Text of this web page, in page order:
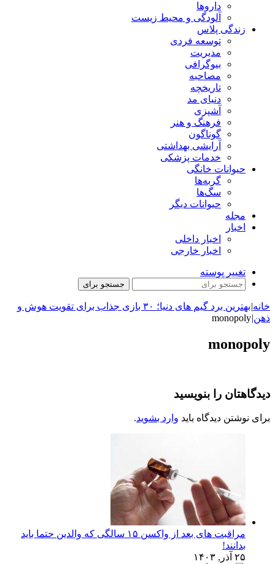
داروها
آلودگی و محیط زیست
زندگی پلاس
توسعه فردی
مدیریت
بیوگرافی
مصاحبه
تاریخچه
دنیای مد
آشپزی
فرهنگ و هنر
گوناگون
آرایشی بهداشتی
خدمات پزشکی
حیوانات خانگی
گربه‌ها
سگ‌ها
حیوانات دیگر
مجله
اخبار
اخبار داخلی
اخبار خارجی
تغییر پوسته
جستجو برای
خانه|
بهترین برد گیم های دنیا؛ ۳۰ بازی جذاب برای تقویت هوش و
ذهن|
monopoly
monopoly
دیدگاهتان را بنویسید
برای نوشتن دیدگاه باید وارد بشوید.
مراقبت های بعد از واکسن ۱۵ سالگی که والدین حتما باید
بدانند!
۲۵ آذر, ۱۴۰۳